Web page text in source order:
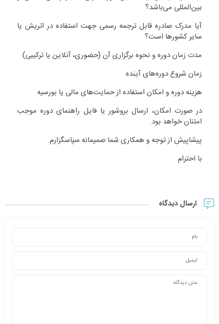
بین‌المللی می‌باشد؟
آیا مدرک صادره قابل ترجمه رسمی جهت استفاده در اتریش یا
سایر کشورها است؟
مدت زمان دوره و نحوه برگزاری آن (حضوری، آنلاین یا ترکیبی)
زمان شروع دوره‌های آینده
هزینه دوره و امکان استفاده از حمایت‌های مالی یا بورسیه
در صورت امکان، ارسال بروشور یا فایل راهنمای دوره موجب
امتنان خواهد بود.
پیشاپیش از توجه و همکاری شما صمیمانه سپاسگزارم.
با احترام
ارسال دیدگاه